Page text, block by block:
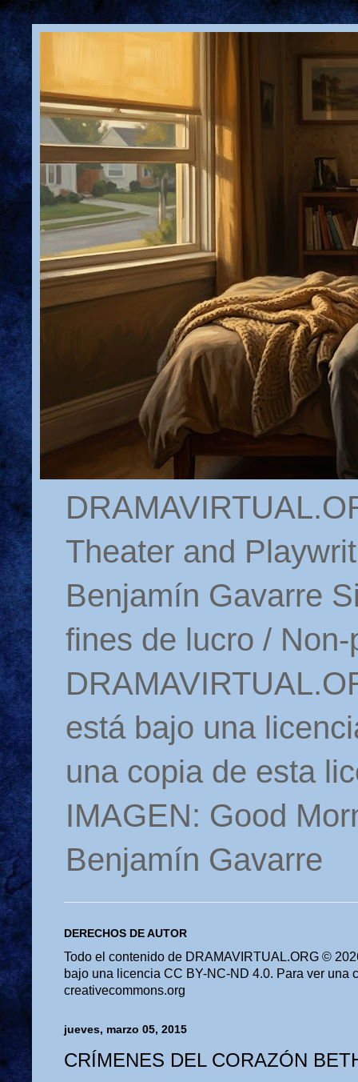
Theater and
Benjamín Gavarre
fines de lucro /
está bajo una
una copia de esta
IMAGEN: Good
Benjamín Gavarre
DERECHOS DE AUTOR
Todo el contenido de DRAMAVIRTUAL.ORG ©
bajo una licencia CC BY-NC-ND 4.0. Para ver una
creativecommons.org
jueves, marzo 05, 2015
CRÍMENES DEL CORAZÓN